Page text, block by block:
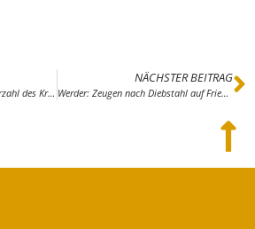
Attraktive Vereine: Mitgliederzahl des Kreissportbundes von Potsdam-Mittelmark wächst auf mehr als 33.000
NÄCHSTER BEITRAG
Werder: Zeugen nach Diebstahl auf Friedhof gesucht